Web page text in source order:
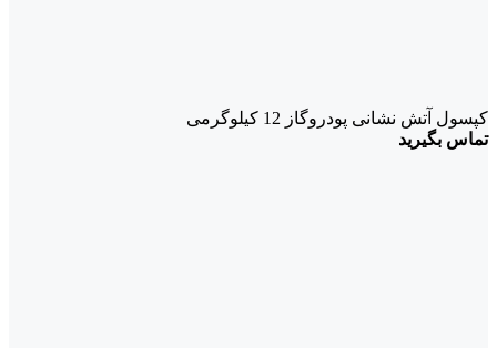
کپسول آتش نشانی پودروگاز 12 کیلوگرمی
تماس بگیرید